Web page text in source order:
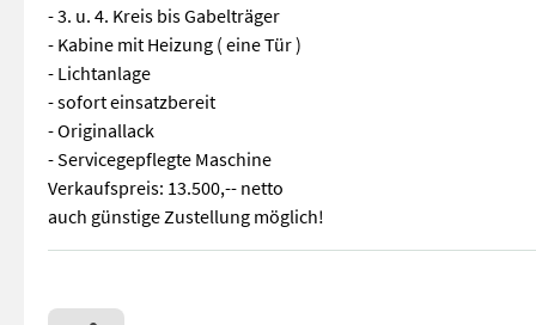
- 3. u. 4. Kreis bis Gabelträger
- Kabine mit Heizung ( eine Tür )
- Lichtanlage
- sofort einsatzbereit
- Originallack
- Servicegepflegte Maschine
Verkaufspreis: 13.500,-- netto
auch günstige Zustellung möglich!
Fahrzeugbeschreibung Dieselstapler HYUNDAI 50DA-9 Bj.